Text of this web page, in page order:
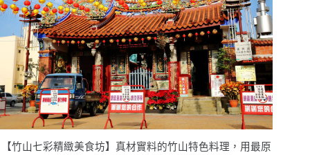
【竹山七彩精緻美食坊】真材實料的竹山特色料理，用最原